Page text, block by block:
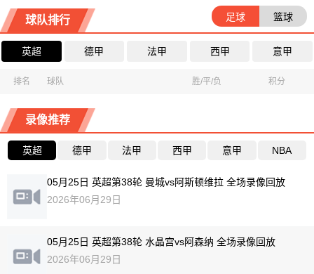
球队排行 足球 篮球
英超 德甲 法甲 西甲 意甲
排名 球队 胜/平/负 积分
录像推荐
英超 德甲 法甲 西甲 意甲 NBA
05月25日 英超第38轮 曼城vs阿斯顿维拉 全场录像回放
2026年06月29日
05月25日 英超第38轮 水晶宫vs阿森纳 全场录像回放
2026年06月29日